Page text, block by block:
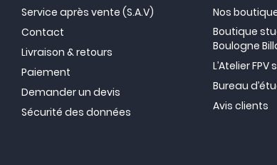
Service après vente (S.A.V)
Contact
Livraison & retours
Paiement
Demander un devis
Sécurité des données
Nos
Boutique
Boulogne
L’Atelier FPV
Bureau
Avis clients